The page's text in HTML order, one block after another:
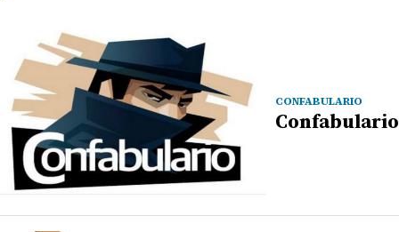
CONFABULARIO
Confabulario